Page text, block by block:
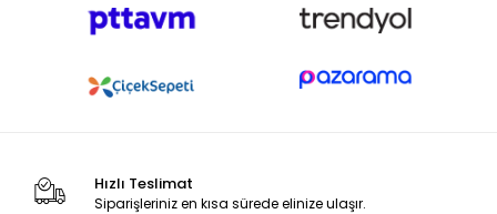
Hızlı Teslimat
Siparişleriniz en kısa sürede elinize ulaşır.